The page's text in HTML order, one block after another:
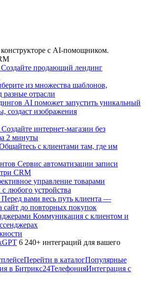
с AI-помощником.
Создайте продающий лендинг
из множества шаблонов,
отрасли
AI поможет запустить уникальный
создаст изображения
Создайте интернет-магазин без
2 минуты
с клиентами там, где им
Сервис автоматизации записи
CRM
управление товарами
любого устройства
Перед вами весь путь клиента —
сайт до повторных покупок
Коммуникация с клиентом и
6 240+ интеграций для вашего
Перейти в каталогПопулярные
в Битрикс24ТелефонияИнтеграция с